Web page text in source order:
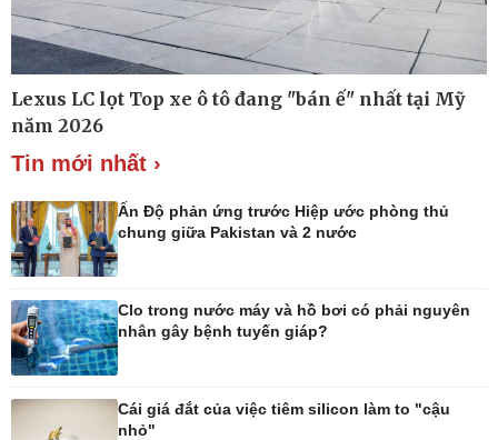
Quan sát
Cuộc sống đó đây
Hồ sơ
Ảnh
Kinh tế
Bất động sản
Khởi nghiệp
Thị trường
Giá vàng
Chứng khoán
Lexus LC lọt Top xe ô tô đang "bán ế" nhất tại Mỹ
năm 2026
Tin mới nhất ›
Ấn Độ phản ứng trước Hiệp ước phòng thủ
chung giữa Pakistan và 2 nước
Clo trong nước máy và hồ bơi có phải nguyên
nhân gây bệnh tuyến giáp?
Cái giá đắt của việc tiêm silicon làm to "cậu
nhỏ"